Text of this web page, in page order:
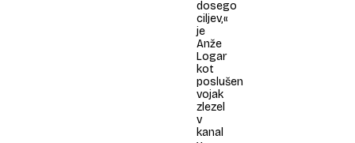
dosego
ciljev,«
je
Anže
Logar
kot
poslušen
vojak
zlezel
v
kanal